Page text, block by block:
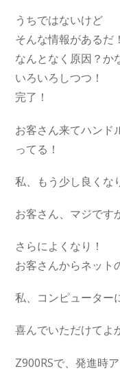
うちではないけど
そんな情報があるだ
なんとなく原因？か
いろいろしつつ！
完了！
お客さん来てハンド
ってる！
私、もう少し良くな
お客さん、マジです
さらによくなり！
お客さんからネット
私、コンピューター
喜んでいただけてよ
Z900RSで、発進時